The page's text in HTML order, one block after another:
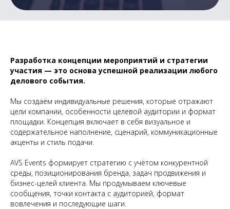
Разработка концепции мероприятий и стратегии
участия — это основа успешной реализации любого
делового события.
Мы создаём индивидуальные решения, которые отражают
цели компании, особенности целевой аудитории и формат
площадки. Концепция включает в себя визуальное и
содержательное наполнение, сценарий, коммуникационные
акценты и стиль подачи.
AVS Events формирует стратегию с учётом конкурентной
среды, позиционирования бренда, задач продвижения и
бизнес-целей клиента. Мы продумываем ключевые
сообщения, точки контакта с аудиторией, формат
вовлечения и последующие шаги.